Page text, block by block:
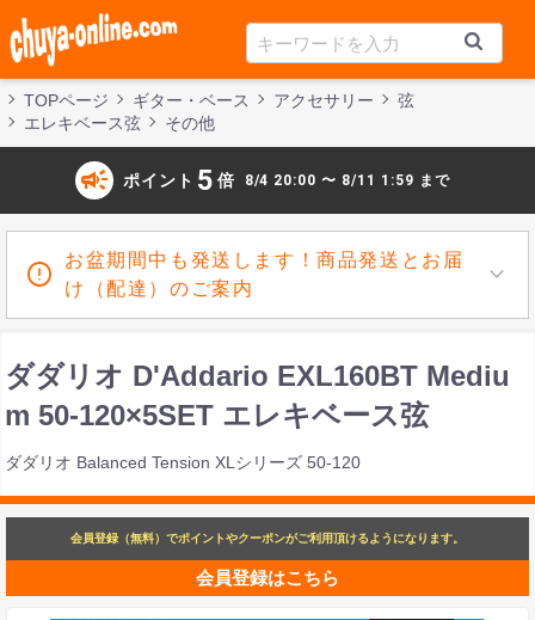
TOPページ ギター・ベース アクセサリー
弦
エレキベース弦
その他
campaign ポイント 5 倍 8/4 20:00 〜 8/11 1:59 まで
お盆期間中も発送します！商品発送とお届
け（配達）のご案内
ダダリオ D'Addario EXL160BT Mediu
m 50-120×5SET エレキベース弦
ダダリオ Balanced Tension XLシリーズ 50-120
会員登録（無料）でポイントやクーポンがご利用頂けるようになります。
会員登録はこちら